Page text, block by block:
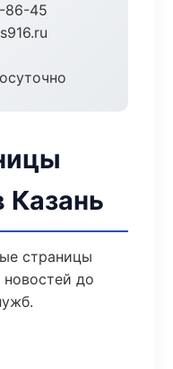
86-45
Казань
страницы
новостей до